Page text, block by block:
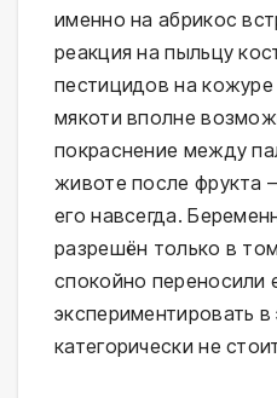
именно на абрикос
реакция на пыльцу
пестицидов на
мякоти вполне
покраснение между
животе после фрукта
его навсегда.
разрешён только в
спокойно переносили
экспериментировать в
категорически не